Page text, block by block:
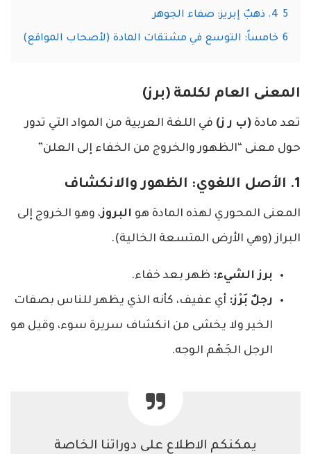
5 4. ذهبٌ إبريز: صفاء الجوهر
6 خامساً: التوسع في مشتقات المادة (لأصحاب المواقع)
المعنى العام لكلمة (برز)
تعد مادة (ب ر ز) في اللغة العربية من المواد التي تدور
حول معنى “الظهور والخروج من الخفاء إلى العلن”
1. الأصل اللغوي: الظهور والانكشاف
المعنى المحوري لهذه المادة هو البروز، وهو الخروج إلى
البراز (وهي الأرض المتسعة الخالية).
برز الشيء: ظهر بعد خفاء.
رجلٌ بَرْز: أي عفيف، كأنه الذي يظهر للناس بصفات
الخير ولا يخشى من انكشاف سريرة سوء، وقيل هو
الرجل الجَهْم الوجه.
يمكنكم الاطلاع على دوراتنا الخاصة